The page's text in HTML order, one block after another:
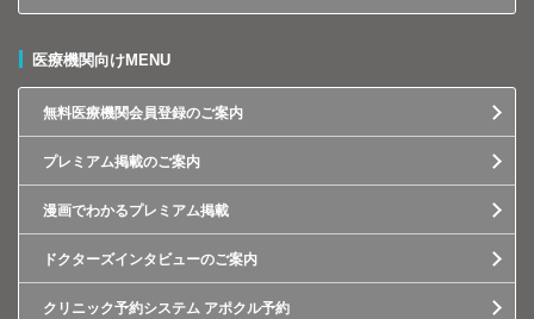
医療機関向けMENU
無料医療機関会員登録のご案内
プレミアム掲載のご案内
漫画でわかるプレミアム掲載
ドクターズインタビューのご案内
クリニック予約システム アポクル予約